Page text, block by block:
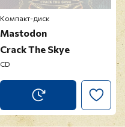
Компакт-диск
Mastodon
Crack The Skye
CD